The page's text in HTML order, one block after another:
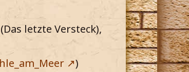
letzte Versteck),
)